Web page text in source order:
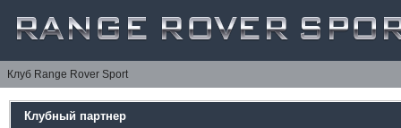
Клуб Range Rover Sport
Клубный партнер